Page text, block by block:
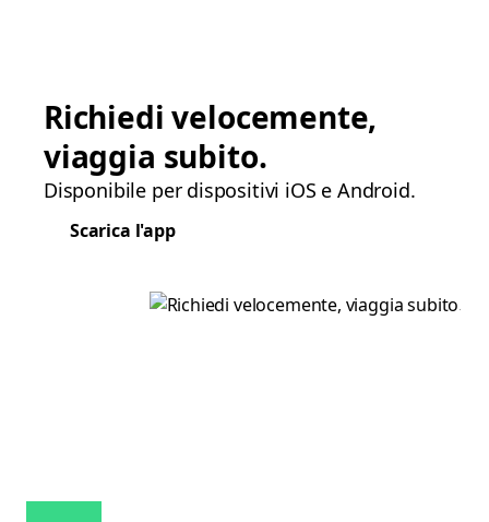
Richiedi velocemente,
viaggia subito.
Disponibile per dispositivi iOS e Android.
Scarica l'app